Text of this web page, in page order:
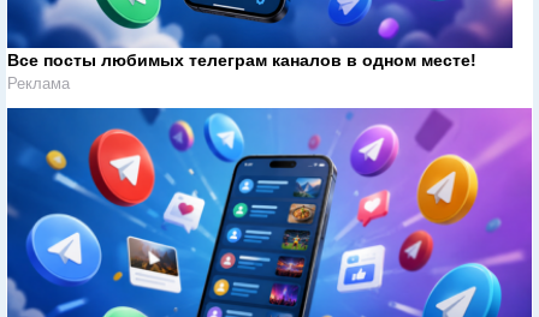
Все посты любимых телеграм каналов в одном месте!
Реклама